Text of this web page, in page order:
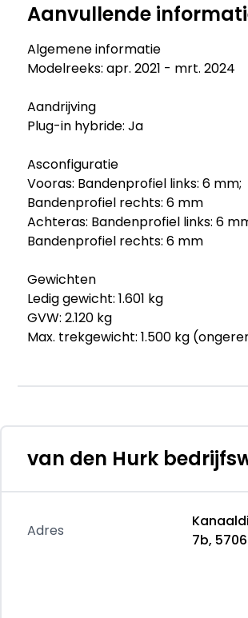
Aanvullende
Algemene informatie
Modelreeks: apr. 2021 - mrt. 2024
Aandrijving
Plug-in hybride: Ja
Asconfiguratie
Vooras: Bandenprofiel links: 6 mm;
Bandenprofiel rechts: 6 mm
Achteras: Bandenprofiel links: 6
Bandenprofiel rechts: 6 mm
Gewichten
Ledig gewicht: 1.601 kg
GVW: 2.120 kg
Max. trekgewicht: 1.500 kg
Stekkeraansluiting: Type 2
Aantal fasen acculader: 1
Accu laadvermogen: 3.6 kW
Geschikt voor snelladen: nee
Staat
van den Hurk
Adres
7b,